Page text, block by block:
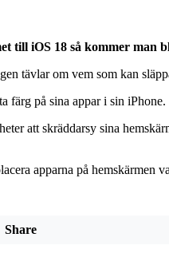
till iOS 18 så kommer
tävlar om vem som kan
färg på sina appar i sin
att skräddarsy sina
apparna på
Share